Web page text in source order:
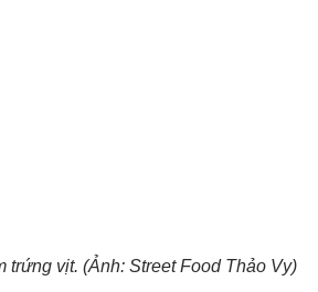
vịt. (Ảnh: Street Food Thảo Vy)